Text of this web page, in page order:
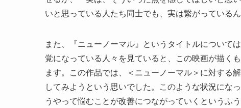
いと思っている人たち同士でも、実は繋がっている
また、『ニューノーマル』というタイトルについて
覚になっている人々を見ていると、この映画が描く
ます。この作品では、＜ニューノーマル＞に対する
してみようという思いでした。このような状況にな
うやって悩むことが改善につながっていくというふ